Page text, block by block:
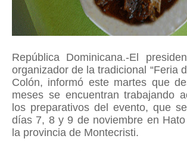
República Dominicana.-El
organizador de la tradicional “Feria
Colón, informó este martes que
meses se encuentran trabajando
los preparativos del evento, que
días 7, 8 y 9 de noviembre en
la provincia de Montecristi.